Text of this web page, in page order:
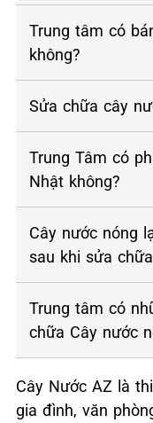
Trung tâm có
không?
Sửa chữa cây
Trung Tâm có
Nhật không?
Cây nước nóng
sau khi sửa
Trung tâm có
chữa Cây nước
Cây Nước AZ là
gia đình, văn